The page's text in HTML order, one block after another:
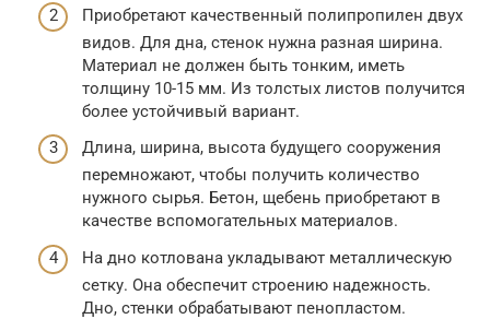
Приобретают качественный полипропилен двух
видов. Для дна, стенок нужна разная ширина.
Материал не должен быть тонким, иметь
толщину 10-15 мм. Из толстых листов получится
более устойчивый вариант.
Длина, ширина, высота будущего сооружения
перемножают, чтобы получить количество
нужного сырья. Бетон, щебень приобретают в
качестве вспомогательных материалов.
На дно котлована укладывают металлическую
сетку. Она обеспечит строению надежность.
Дно, стенки обрабатывают пенопластом.